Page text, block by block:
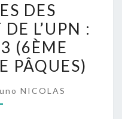
DES
L’UPN :
(6ÈME
PÂQUES)
NICOLAS